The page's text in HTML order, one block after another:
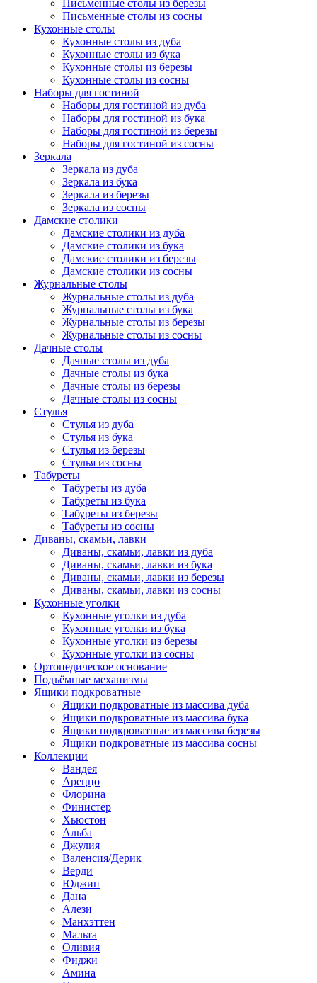
Письменные столы из березы
Письменные столы из сосны
Кухонные столы
Кухонные столы из дуба
Кухонные столы из бука
Кухонные столы из березы
Кухонные столы из сосны
Наборы для гостиной
Наборы для гостиной из дуба
Наборы для гостиной из бука
Наборы для гостиной из березы
Наборы для гостиной из сосны
Зеркала
Зеркала из дуба
Зеркала из бука
Зеркала из березы
Зеркала из сосны
Дамские столики
Дамские столики из дуба
Дамские столики из бука
Дамские столики из березы
Дамские столики из сосны
Журнальные столы
Журнальные столы из дуба
Журнальные столы из бука
Журнальные столы из березы
Журнальные столы из сосны
Дачные столы
Дачные столы из дуба
Дачные столы из бука
Дачные столы из березы
Дачные столы из сосны
Стулья
Стулья из дуба
Стулья из бука
Стулья из березы
Стулья из сосны
Табуреты
Табуреты из дуба
Табуреты из бука
Табуреты из березы
Табуреты из сосны
Диваны, скамьи, лавки
Диваны, скамьи, лавки из дуба
Диваны, скамьи, лавки из бука
Диваны, скамьи, лавки из березы
Диваны, скамьи, лавки из сосны
Кухонные уголки
Кухонные уголки из дуба
Кухонные уголки из бука
Кухонные уголки из березы
Кухонные уголки из сосны
Ортопедическое основание
Подъёмные механизмы
Ящики подкроватные
Ящики подкроватные из массива дуба
Ящики подкроватные из массива бука
Ящики подкроватные из массива березы
Ящики подкроватные из массива сосны
Коллекции
Вандея
Ареццо
Флорина
Финистер
Хьюстон
Альба
Джулия
Валенсия/Дерик
Верди
Юджин
Дана
Алези
Манхэттен
Мальта
Оливия
Фиджи
Амина